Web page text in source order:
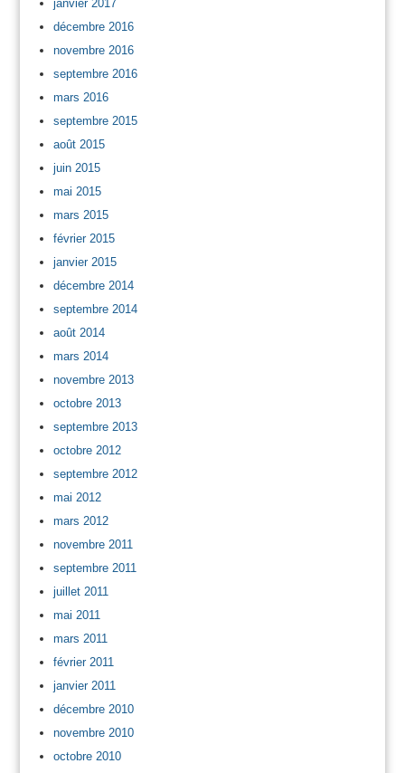
janvier 2017
décembre 2016
novembre 2016
septembre 2016
mars 2016
septembre 2015
août 2015
juin 2015
mai 2015
mars 2015
février 2015
janvier 2015
décembre 2014
septembre 2014
août 2014
mars 2014
novembre 2013
octobre 2013
septembre 2013
octobre 2012
septembre 2012
mai 2012
mars 2012
novembre 2011
septembre 2011
juillet 2011
mai 2011
mars 2011
février 2011
janvier 2011
décembre 2010
novembre 2010
octobre 2010